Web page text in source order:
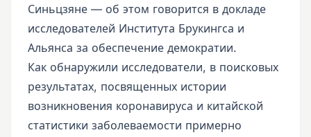
Синьцзяне — об этом говорится в докладе
исследователей Института Брукингса и
Альянса за обеспечение демократии.
Как обнаружили исследователи, в поисковых
результатах, посвященных истории
возникновения коронавируса и китайской
статистики заболеваемости примерно